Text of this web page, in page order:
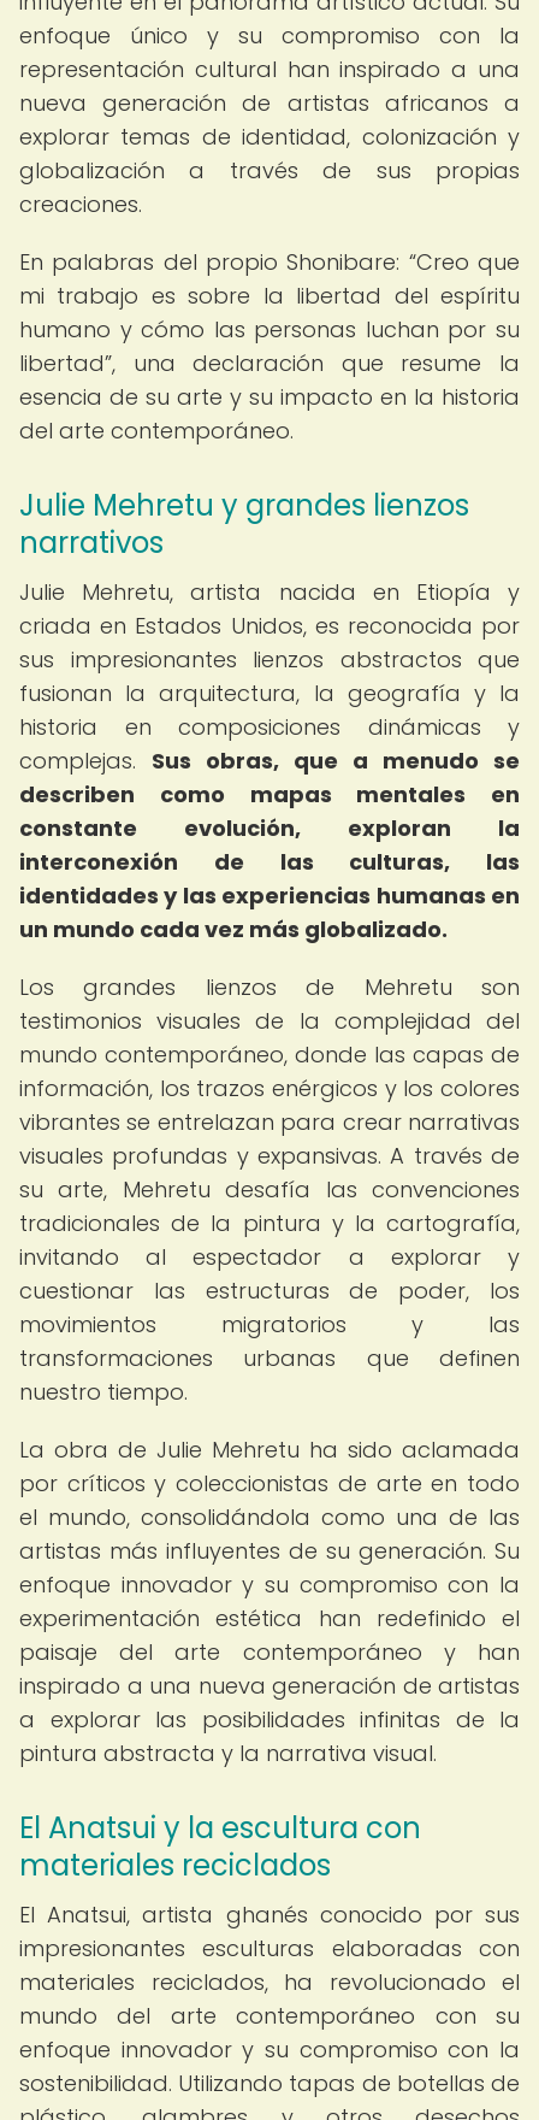
enfoque único y su compromiso con la
representación cultural han inspirado a una
nueva generación de artistas africanos a
explorar temas de identidad, colonización y
globalización a través de sus propias
creaciones.
En palabras del propio Shonibare: Creo que
mi trabajo es sobre la libertad del espíritu
humano y cómo las personas luchan por su
libertad , una declaración que resume la
esencia de su arte y su impacto en la historia
del arte contemporáneo.
Julie Mehretu y grandes lienzos
narrativos
Julie Mehretu, artista nacida en Etiopía y
criada en Estados Unidos, es reconocida por
sus impresionantes lienzos abstractos que
fusionan la arquitectura, la geografía y la
historia en composiciones dinámicas y
complejas. Sus obras, que a menudo se
describen como mapas mentales en
constante evolución, exploran la
interconexión de las culturas, las
identidades y las experiencias humanas en
un mundo cada vez más globalizado.
Los grandes lienzos de Mehretu son
testimonios visuales de la complejidad del
mundo contemporáneo, donde las capas de
información, los trazos enérgicos y los colores
vibrantes se entrelazan para crear narrativas
visuales profundas y expansivas. A través de
su arte, Mehretu desafía las convenciones
tradicionales de la pintura y la cartografía,
invitando al espectador a explorar y
cuestionar las estructuras de poder, los
movimientos migratorios y las
transformaciones urbanas que definen
nuestro tiempo.
La obra de Julie Mehretu ha sido aclamada
por críticos y coleccionistas de arte en todo
el mundo, consolidándola como una de las
artistas más influyentes de su generación. Su
enfoque innovador y su compromiso con la
experimentación estética han redefinido el
paisaje del arte contemporáneo y han
inspirado a una nueva generación de artistas
a explorar las posibilidades infinitas de la
pintura abstracta y la narrativa visual.
El Anatsui y la escultura con
materiales reciclados
El Anatsui, artista ghanés conocido por sus
impresionantes esculturas elaboradas con
materiales reciclados, ha revolucionado el
mundo del arte contemporáneo con su
enfoque innovador y su compromiso con la
sostenibilidad. Utilizando tapas de botellas de